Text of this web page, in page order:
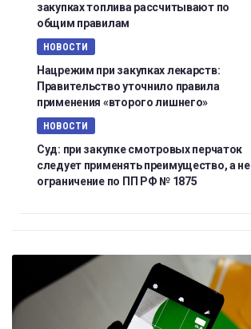
закупках топлива рассчитывают по
общим правилам
НОВОСТИ
Нацрежим при закупках лекарств:
Правительство уточнило правила
применения «второго лишнего»
НОВОСТИ
Суд: при закупке смотровых перчаток
следует применять преимущество, а не
ограничение по ПП РФ № 1875